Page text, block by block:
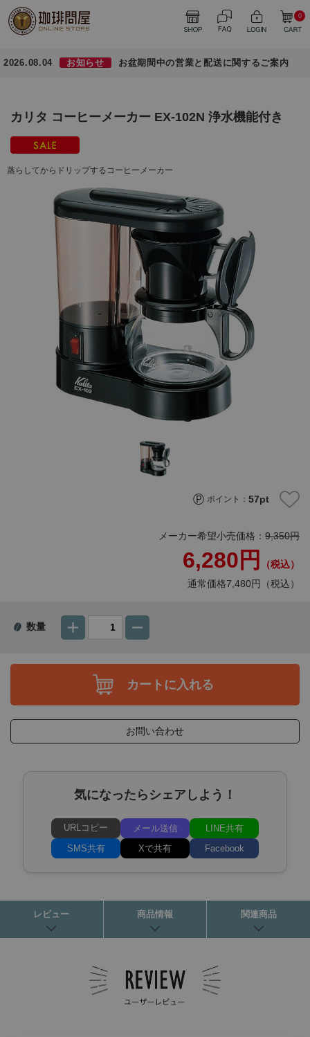
0
2026.08.04 お知らせ お盆期間中の営業と配送に関するご案内
カリタ コーヒーメーカー EX-102N 浄水機能付き
蒸らしてからドリップするコーヒーメーカー
ポイント：57pt
メーカー希望小売価格：9,350円
6,280円
（税込）
通常価格7,480円（税込）
数量
カートに入れる
お問い合わせ
気になったらシェアしよう！
URLコピー メール送信
LINE共有
SMS共有
Xで共有 Facebook
レビュー 商品情報 関連商品